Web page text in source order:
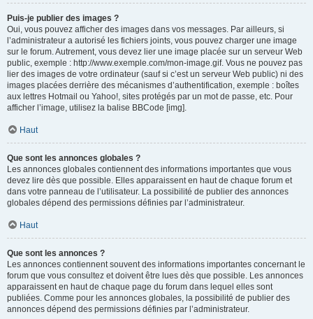
Puis-je publier des images ?
Oui, vous pouvez afficher des images dans vos messages. Par ailleurs, si
l’administrateur a autorisé les fichiers joints, vous pouvez charger une image
sur le forum. Autrement, vous devez lier une image placée sur un serveur Web
public, exemple : http://www.exemple.com/mon-image.gif. Vous ne pouvez pas
lier des images de votre ordinateur (sauf si c’est un serveur Web public) ni des
images placées derrière des mécanismes d’authentification, exemple : boîtes
aux lettres Hotmail ou Yahoo!, sites protégés par un mot de passe, etc. Pour
afficher l’image, utilisez la balise BBCode [img].
Haut
Que sont les annonces globales ?
Les annonces globales contiennent des informations importantes que vous
devez lire dès que possible. Elles apparaissent en haut de chaque forum et
dans votre panneau de l’utilisateur. La possibilité de publier des annonces
globales dépend des permissions définies par l’administrateur.
Haut
Que sont les annonces ?
Les annonces contiennent souvent des informations importantes concernant le
forum que vous consultez et doivent être lues dès que possible. Les annonces
apparaissent en haut de chaque page du forum dans lequel elles sont
publiées. Comme pour les annonces globales, la possibilité de publier des
annonces dépend des permissions définies par l’administrateur.